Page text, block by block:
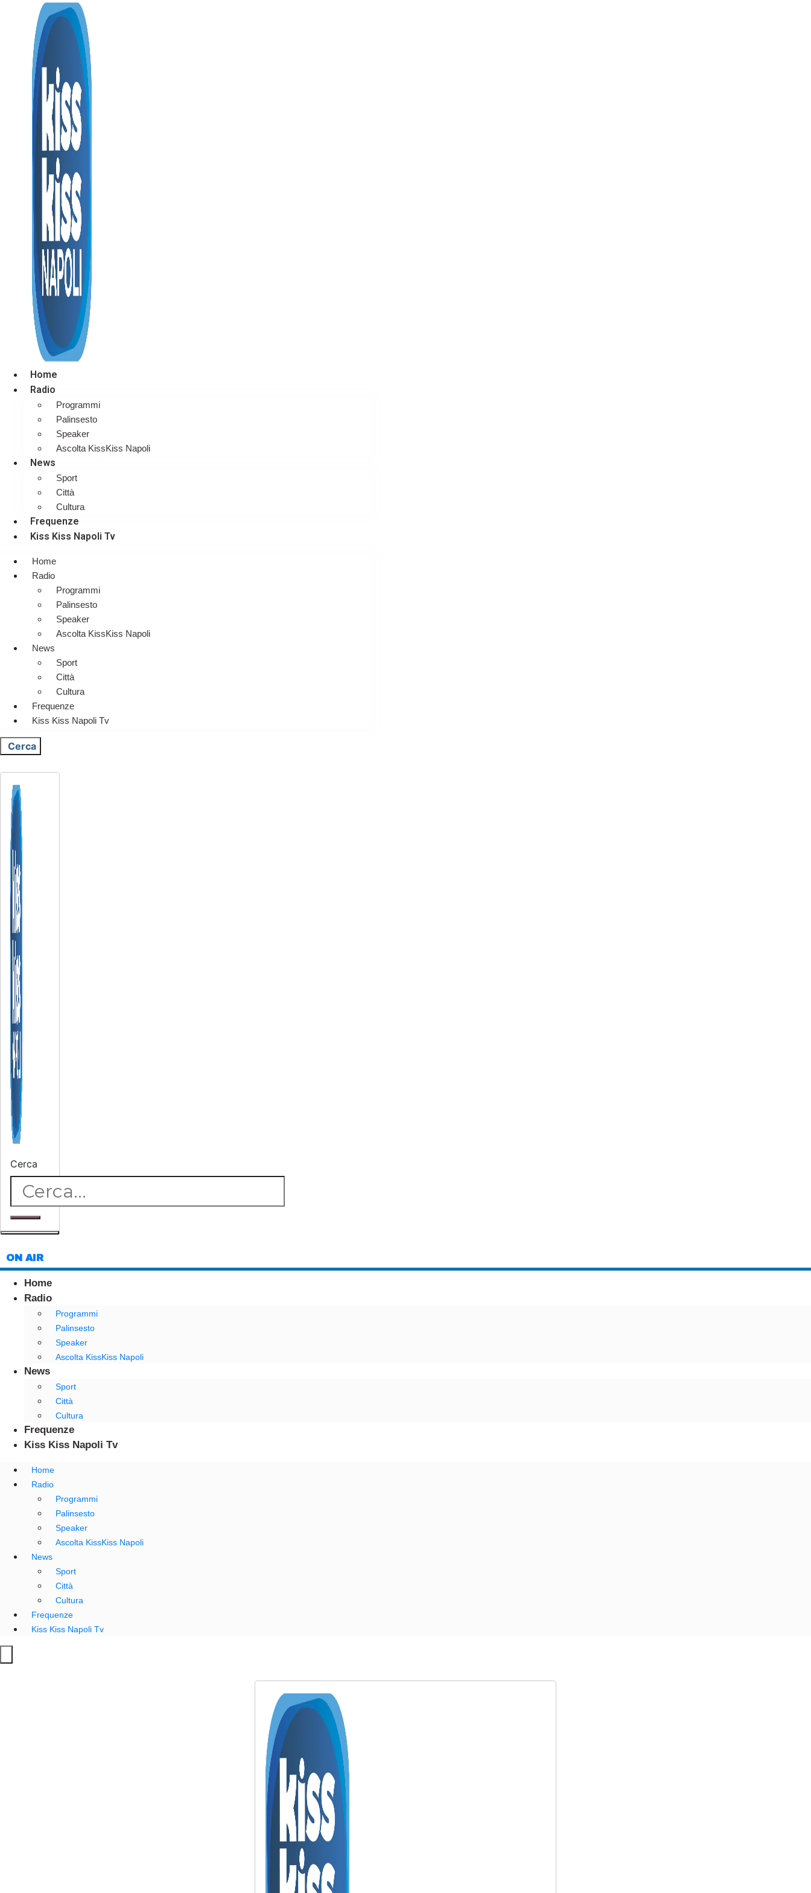
Home
Radio
Programmi
Palinsesto
Speaker
Ascolta KissKiss Napoli
News
Sport
Città
Cultura
Frequenze
Kiss Kiss Napoli Tv
Home
Radio
Programmi
Palinsesto
Speaker
Ascolta KissKiss Napoli
News
Sport
Città
Cultura
Frequenze
Kiss Kiss Napoli Tv
Cerca
Cerca
ON AIR
Home
Radio
Programmi
Palinsesto
Speaker
Ascolta KissKiss Napoli
News
Sport
Città
Cultura
Frequenze
Kiss Kiss Napoli Tv
Home
Radio
Programmi
Palinsesto
Speaker
Ascolta KissKiss Napoli
News
Sport
Città
Cultura
Frequenze
Kiss Kiss Napoli Tv